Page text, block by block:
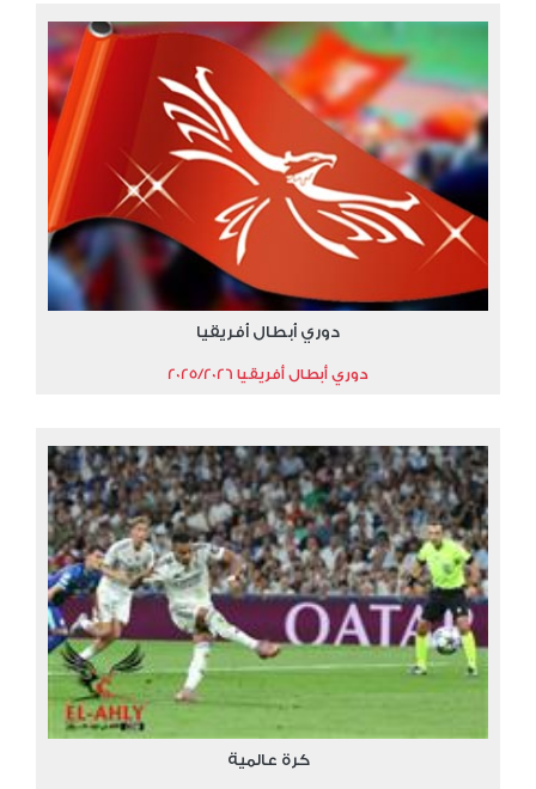
دوري أبطال أفريقيا
دوري أبطال أفريقيا 2025/2026
كرة عالمية